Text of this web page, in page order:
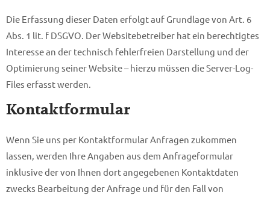
Die Erfassung dieser Daten erfolgt auf Grundlage von Art. 6
Abs. 1 lit. f DSGVO. Der Websitebetreiber hat ein berechtigtes
Interesse an der technisch fehlerfreien Darstellung und der
Optimierung seiner Website – hierzu müssen die Server-Log-
Files erfasst werden.
Kontaktformular
Wenn Sie uns per Kontaktformular Anfragen zukommen
lassen, werden Ihre Angaben aus dem Anfrageformular
inklusive der von Ihnen dort angegebenen Kontaktdaten
zwecks Bearbeitung der Anfrage und für den Fall von